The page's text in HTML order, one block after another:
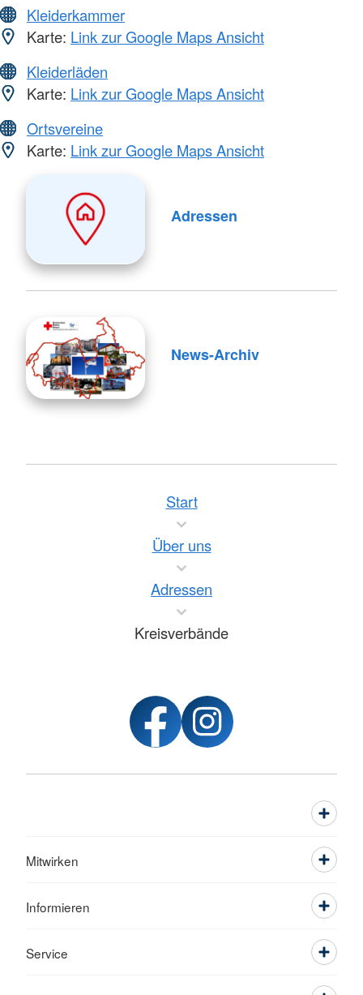
Kleiderkammer
Karte: Link zur Google Maps Ansicht
Kleiderläden
Karte: Link zur Google Maps Ansicht
Ortsvereine
Karte: Link zur Google Maps Ansicht
Adressen
News-Archiv
Start
Über uns
Adressen
Kreisverbände
Mitwirken
Informieren
Service